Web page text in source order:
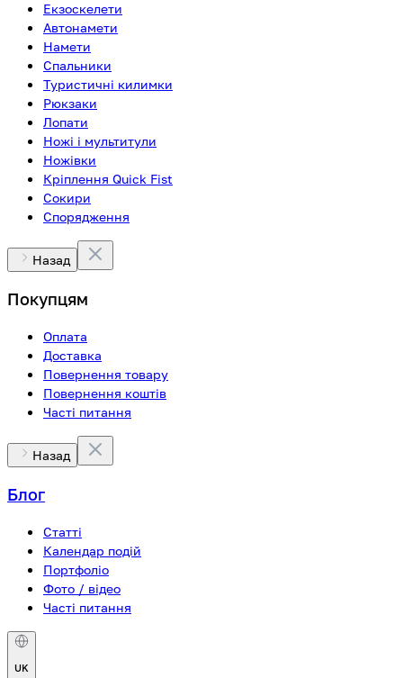
Екзоскелети
Автонамети
Намети
Спальники
Туристичні килимки
Рюкзаки
Лопати
Ножі і мультитули
Ножівки
Кріплення Quick Fist
Сокири
Спорядження
Назад
Покупцям
Оплата
Доставка
Повернення товару
Повернення коштів
Часті питання
Назад
Блог
Статті
Календар подій
Портфоліо
Фото / відео
Часті питання
UK